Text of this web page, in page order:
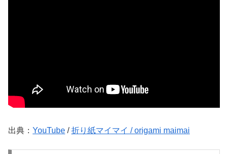
出典： YouTube /折り紙マイマイ / origami maimai